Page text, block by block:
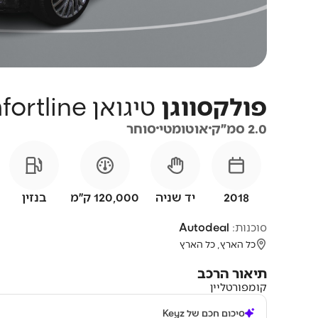
פולקסווגן טיגואן
2.0 סמ״ק אוטומטי סוחר
2018 יד שניה 120,000 ק״מ בנזין
סוכנות: Autodeal
כל הארץ, כל הארץ
תיאור הרכב
קומפורטליין
סיכום חכם של Keyz